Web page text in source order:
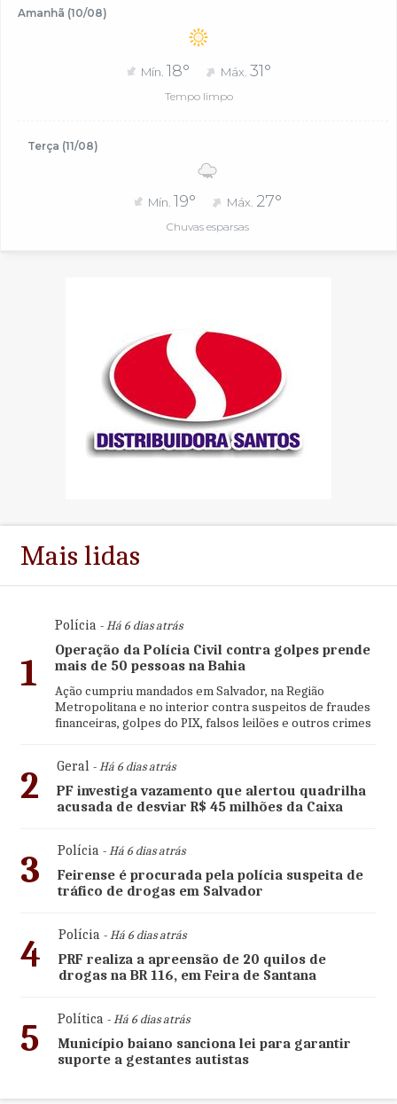
Amanhã (10/08)
Mín. 18° Máx. 31°
Tempo limpo
Terça (11/08)
Mín. 19° Máx. 27°
Chuvas esparsas
Mais lidas
1
Polícia- Há 6 dias atrás
Operação da Polícia Civil contra golpes prende
mais de 50 pessoas na Bahia
Ação cumpriu mandados em Salvador, na Região
Metropolitana e no interior contra suspeitos de fraudes
financeiras, golpes do PIX, falsos leilões e outros crimes
2 Geral- Há 6 dias atrás
PF investiga vazamento que alertou quadrilha
acusada de desviar R$ 45 milhões da Caixa
3 Polícia- Há 6 dias atrás
Feirense é procurada pela polícia suspeita de
tráfico de drogas em Salvador
4 Polícia- Há 6 dias atrás
PRF realiza a apreensão de 20 quilos de
drogas na BR 116, em Feira de Santana
5 Política- Há 6 dias atrás
Município baiano sanciona lei para garantir
suporte a gestantes autistas